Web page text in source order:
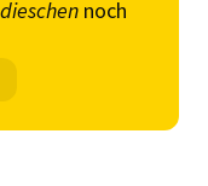
noch